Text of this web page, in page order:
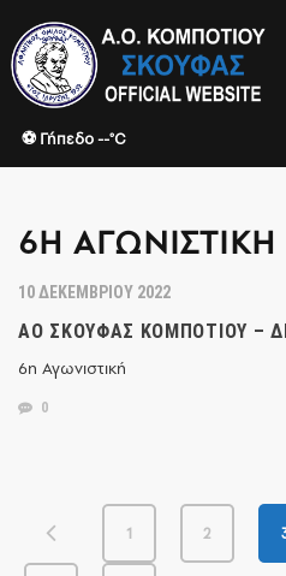
⚽ Γήπεδο --°C
6Η ΑΓΩΝΙΣΤΙΚΉ
10 ΔΕΚΕΜΒΡΊΟΥ 2022
ΑΟ ΣΚΟΥΦΑΣ ΚΟΜΠΟΤΙΟΥ –
6η Αγωνιστική
0
1 2